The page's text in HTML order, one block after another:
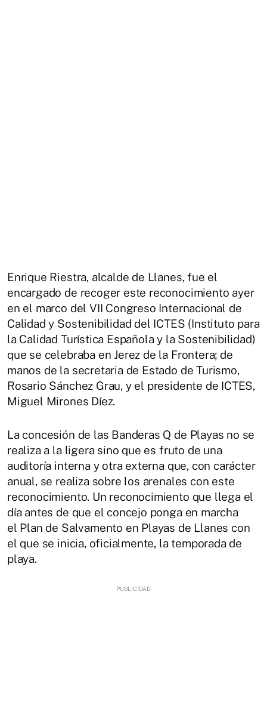
Enrique Riestra, alcalde de Llanes, fue el
encargado de recoger este reconocimiento ayer
en el marco del VII Congreso Internacional de
Calidad y Sostenibilidad del ICTES (Instituto para
la Calidad Turística Española y la Sostenibilidad)
que se celebraba en Jerez de la Frontera; de
manos de la secretaria de Estado de Turismo,
Rosario Sánchez Grau, y el presidente de ICTES,
Miguel Mirones Díez.
La concesión de las Banderas Q de Playas no se
realiza a la ligera sino que es fruto de una
auditoría interna y otra externa que, con carácter
anual, se realiza sobre los arenales con este
reconocimiento. Un reconocimiento que llega el
día antes de que el concejo ponga en marcha
el Plan de Salvamento en Playas de Llanes con
el que se inicia, oficialmente, la temporada de
playa.